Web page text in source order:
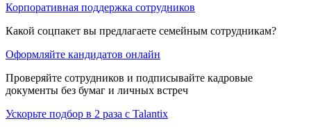
Корпоративная поддержка сотрудников
Какой соцпакет вы предлагаете семейным сотрудникам?
Оформляйте кандидатов онлайн
Проверяйте сотрудников и подписывайте кадровые
документы без бумаг и личных встреч
Ускорьте подбор в 2 раза с Talantix